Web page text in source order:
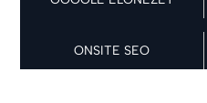
ONSITE SEO